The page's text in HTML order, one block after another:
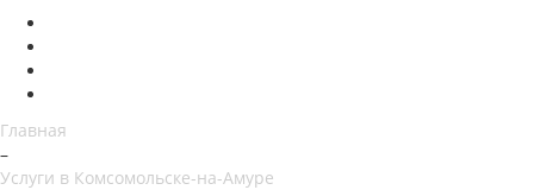
Главная
–
Услуги в Комсомольске-на-Амуре